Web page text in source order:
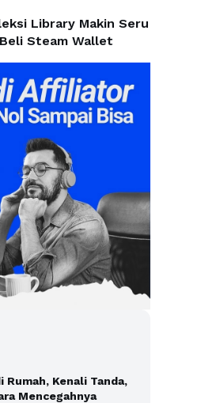
Library Makin Seru
Steam Wallet
Rumah, Kenali Tanda,
Mencegahnya